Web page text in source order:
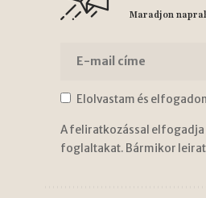
Maradjon
Elolvastam és
A feliratkozással elfogadja
foglaltakat. Bármikor